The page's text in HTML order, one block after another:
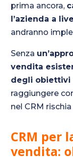
prima ancora,
l’azienda a
andranno
Senza
vendita
degli obiettivi
raggiungere
nel CRM
CRM per
vendita: